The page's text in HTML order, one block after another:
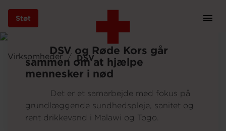
Gå
hovedindhold
Støt
Støt
Virksomheder DSV
DSV og Røde Kors går
sammen om at hjælpe
mennesker i nød
Det er et samarbejde med fokus på
grundlæggende sundhedspleje, sanitet og
rent drikkevand i Malawi og Togo.